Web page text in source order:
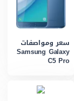
سعر ومواصفات
Samsung Galaxy
C5 Pro